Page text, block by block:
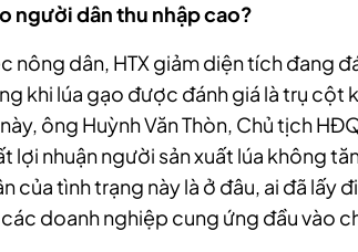
người dân thu nhập cao?
nông dân, HTX giảm diện tích đang
khi lúa gạo được đánh giá là trụ cột
ông Huỳnh Văn Thòn, Chủ tịch
lợi nhuận người sản xuất lúa không
của tình trạng này là ở đâu, ai đã lấy
doanh nghiệp cung ứng đầu vào